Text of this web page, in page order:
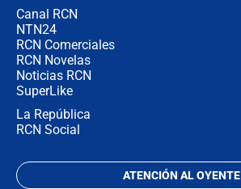
Canal RCN
NTN24
RCN Comerciales
RCN Novelas
Noticias RCN
SuperLike
La República
RCN Social
ATENCIÓN AL OYENTE